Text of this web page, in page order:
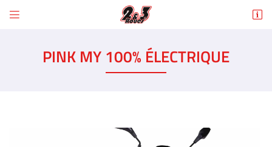
 
01 30 43 50 12
PINK MY 100% ÉLECTRIQUE